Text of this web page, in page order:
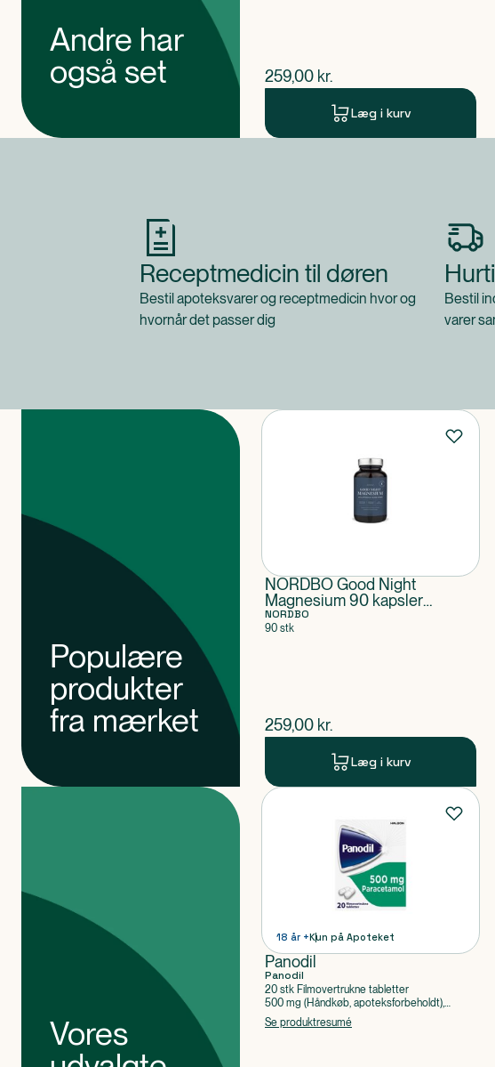
Andre har
også set
$nuværende pris
259,00 kr.
Læg i kurv
Receptmedicin til døren
Bestil apoteksvarer og receptmedicin hvor og
hvornår det passer dig
Bestil
varer
Populære
produkter
fra mærket
NORDBO Good Night
Magnesium 90 kapsler
VEGAN
NORDBO
90 stk
$nuværende pris
259,00 kr.
Læg i kurv
Vores
18 år +Kun på Apoteket
Panodil
Panodil
20 stk Filmovertrukne tabletter
500 mg (Håndkøb, apoteksforbeholdt),
Paracetamol
Se produktresumé